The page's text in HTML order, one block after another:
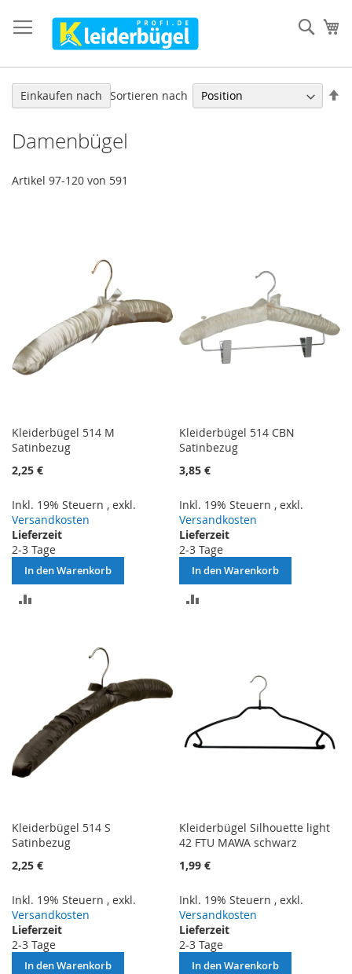
zum
Inhalt
Damenbügel
Artikel 97-120 von 591
Sortieren nach
Kleiderbügel 514 M
Satinbezug
2,25 €
Inkl. 19% Steuern , exkl.
Versandkosten
Lieferzeit
2-3 Tage
In den Warenkorb
HINZUFÜGEN
Kleiderbügel 514 CBN
Satinbezug
3,85 €
Inkl. 19% Steuern ,exkl.
Versandkosten
Lieferzeit
2-3 Tage
In den Warenkorb
Kleiderbügel 514 S
Satinbezug
2,25 €
Inkl. 19% Steuern , exkl.
Versandkosten
Lieferzeit
2-3 Tage
In den Warenkorb
Kleiderbügel Silhouette light
42 FTU MAWA schwarz
1,99 €
Inkl. 19% Steuern ,exkl.
Versandkosten
Lieferzeit
2-3 Tage
In den Warenkorb
Einkaufen nach